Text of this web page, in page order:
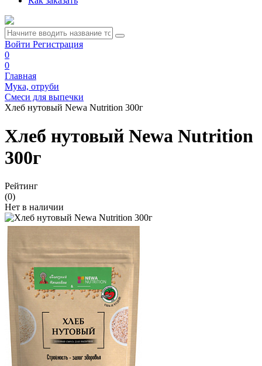
Войти Регистрация
0
0
Главная
Мука, отруби
Смеси для выпечки
Хлеб нутовый Newa Nutrition 300г
Хлеб нутовый Newa Nutrition
300г
Рейтинг
(0)
Нет в наличии